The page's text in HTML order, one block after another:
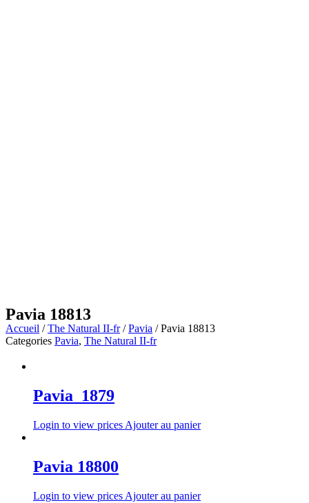
Pavia 18813
Accueil /The Natural II-fr/Pavia / Pavia 18813
Categories Pavia, The Natural II-fr
Pavia_1879
Login to view prices Ajouter au panier
Pavia 18800
Login to view prices Ajouter au panier